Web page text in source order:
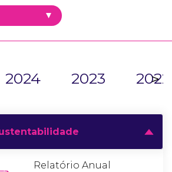
2024 2023 2022
>
Relatório Anual